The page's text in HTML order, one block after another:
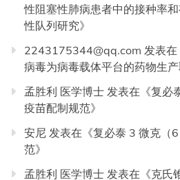
性阻塞性肺病患者中的接种率
性队列研究》
2243175344@qq.com 发表在
病毒为病毒载体平台的药物生
孟胜利 医学博士 发表在《复必
疫苗配制规范》
安尼 发表在《复必泰 3 微克（
范》
孟胜利 医学博士 发表在《克氏